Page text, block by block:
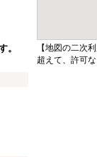
。
【地図の二次
超えて、許可